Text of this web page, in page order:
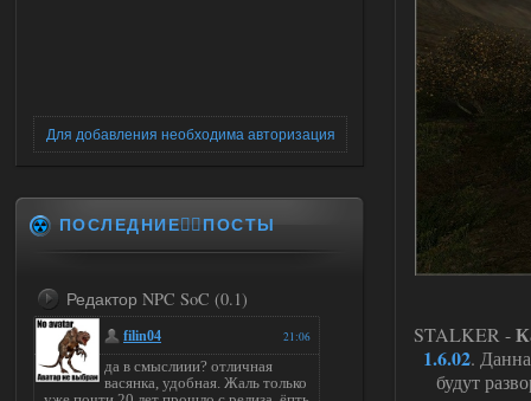
STALKER -
1.6.02.
будут
Для добавления необходима авторизация
ПОСЛЕДНИЕ✍🏻ПОСТЫ
Редактор NPC SoC (0.1)
21:06
filin04
да в смыслиии? отличная
васянка, удобная. Жаль только